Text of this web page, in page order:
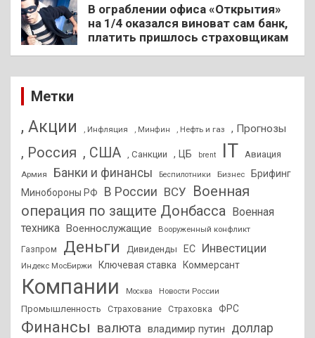
В ограблении офиса «Открытия»
на 1/4 оказался виноват сам банк,
платить пришлось страховщикам
Метки
, Акции , Инфляция , Минфин , Нефть и газ , Прогнозы
, Россия , США , Санкции , ЦБ brent IT Авиация
Армия Банки и финансы Беспилотники Бизнес
Брифинг
Минобороны РФ
В России ВСУ Военная
операция по защите Донбасса Военная
техника Военнослужащие Вооруженный конфликт
Газпром Деньги Дивиденды ЕС Инвестиции
Индекс МосБиржи Ключевая ставка Коммерсант
Компании Москва Новости России
Промышленность Страхование Страховка ФРС
Финансы валюта владимир путин доллар